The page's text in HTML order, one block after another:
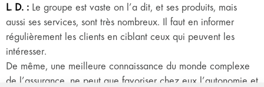
L. D. : Le groupe est vaste on l’a dit, et ses produits, mais
aussi ses services, sont très nombreux. Il faut en informer
régulièrement les clients en ciblant ceux qui peuvent les
intéresser.
De même, une meilleure connaissance du monde complexe
de l’assurance, ne peut que favoriser chez eux l’autonomie et